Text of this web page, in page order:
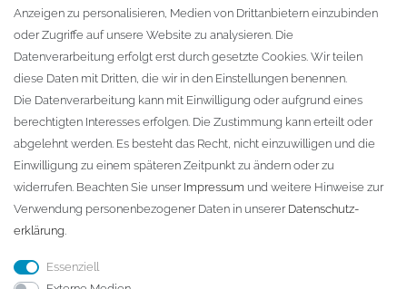
KONTAKT
Fa. Steffen Jost
Söbrigener Weg 50
D-01796 Pirna
Telefon:+49 (0)3501 507295
info@dach-teufel.de
Anzeigen zu personalisieren, Medien von Drittanbietern einzubinden
oder Zugriffe auf unsere Website zu analysieren. Die
Datenverarbeitung erfolgt erst durch gesetzte Cookies. Wir teilen
diese Daten mit Dritten, die wir in den Einstellungen benennen.
Die Datenverarbeitung kann mit Einwilligung oder aufgrund eines
berechtigten Interesses erfolgen. Die Zustimmung kann erteilt oder
abgelehnt werden. Es besteht das Recht, nicht einzuwilligen und die
Einwilligung zu einem späteren Zeitpunkt zu ändern oder zu
widerrufen. Beachten Sie unser Impressum und weitere Hinweise zur
Verwendung personenbezogener Daten in unserer Daten­schutz­
erklärung.
Essenziell